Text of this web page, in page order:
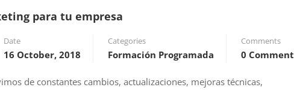
para tu empresa
Date
16 October, 2018
Categories
Formación Programada
Comments
0 Comment
de constantes cambios, actualizaciones, mejoras técnicas,